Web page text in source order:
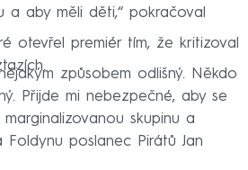
aby měli děti,“ pokračoval
otevřel premiér tím, že kritizoval
způsobem odlišný. Někdo
Přijde mi nebezpečné, aby se
skupinu a
poslanec Pirátů Jan